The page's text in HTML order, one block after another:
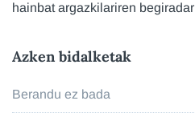
hainbat argazkilariren
Azken bidalketak
Berandu ez bada